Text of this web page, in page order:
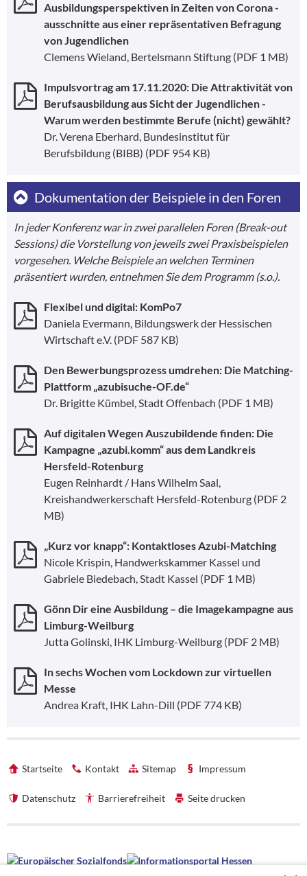
Ausbildungsperspektiven in Zeiten von Corona -
ausschnitte aus einer repräsentativen Befragung
von Jugendlichen
Clemens Wieland, Bertelsmann Stiftung (PDF 1 MB)
Impulsvortrag am 17.11.2020: Die Attraktivität von
Berufsausbildung aus Sicht der Jugendlichen -
Warum werden bestimmte Berufe (nicht) gewählt?
Dr. Verena Eberhard, Bundesinstitut für
Berufsbildung (BIBB) (PDF 954 KB)
Dokumentation der Beispiele in den Foren
In jeder Konferenz war in zwei parallelen Foren (Break-out
Sessions) die Vorstellung von jeweils zwei Praxisbeispielen
vorgesehen. Welche Beispiele an welchen Terminen
präsentiert wurden, entnehmen Sie dem Programm (s.o.).
Flexibel und digital: KomPo7
Daniela Evermann, Bildungswerk der Hessischen
Wirtschaft e.V. (PDF 587 KB)
Den Bewerbungsprozess umdrehen: Die Matching-
Plattform „azubisuche-OF.de“
Dr. Brigitte Kümbel, Stadt Offenbach (PDF 1 MB)
Auf digitalen Wegen Auszubildende finden: Die
Kampagne „azubi.komm“ aus dem Landkreis
Hersfeld-Rotenburg
Eugen Reinhardt / Hans Wilhelm Saal,
Kreishandwerkerschaft Hersfeld-Rotenburg (PDF 2
MB)
„Kurz vor knapp“: Kontaktloses Azubi-Matching
Nicole Krispin, Handwerkskammer Kassel und
Gabriele Biedebach, Stadt Kassel (PDF 1 MB)
Gönn Dir eine Ausbildung – die Imagekampagne aus
Limburg-Weilburg
Jutta Golinski, IHK Limburg-Weilburg (PDF 2 MB)
In sechs Wochen vom Lockdown zur virtuellen
Messe
Andrea Kraft, IHK Lahn-Dill (PDF 774 KB)
Startseite Kontakt Sitemap Impressum
Datenschutz Barrierefreiheit Seite drucken